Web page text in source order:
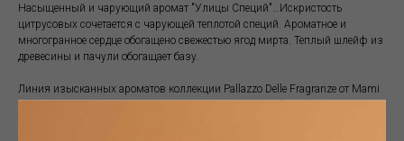
Насыщенный и чарующий аромат "Улицы Специй"…Искристость
цитрусовых сочетается с чарующей теплотой специй. Ароматное и
многогранное сердце обогащено свежестью ягод мирта. Теплый шлейф из
древесины и пачули обогащает базу.
Линия изысканных ароматов коллекции Pallazzo Delle Fragranze от Mami